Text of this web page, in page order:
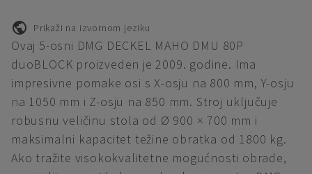
Prikaži na izvornom jeziku
Ovaj 5-osni DMG DECKEL MAHO DMU 80P
duoBLOCK proizveden je 2009. godine. Ima
impresivne pomake osi s X-osju na 800 mm, Y-osju
na 1050 mm i Z-osju na 850 mm. Stroj uključuje
robusnu veličinu stola od Ø 900 × 700 mm i
maksimalni kapacitet težine obratka od 1800 kg.
Ako tražite visokokvalitetne mogućnosti obrade,